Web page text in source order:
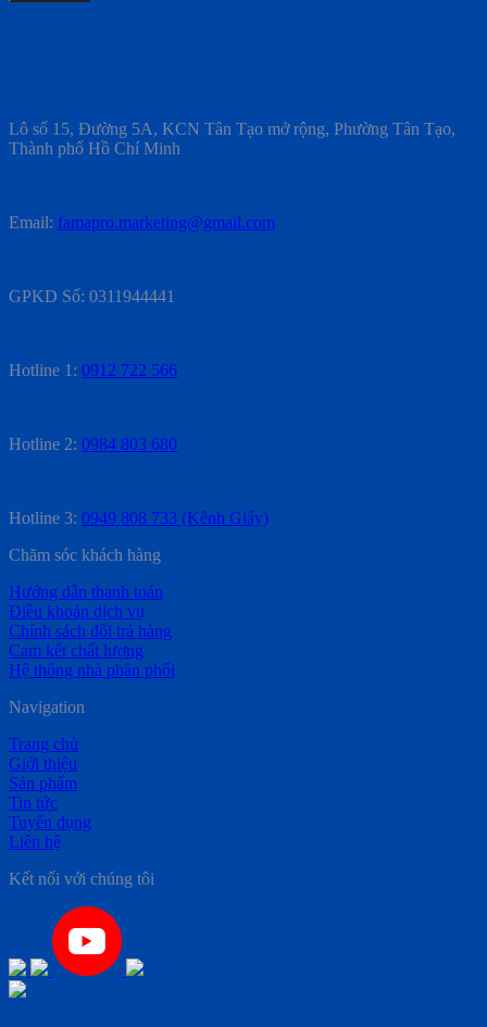
Lô số 15, Đường 5A, KCN Tân Tạo mở rộng, Phường Tân Tạo,
Thành phố Hồ Chí Minh
Email: famapro.marketing@gmail.com
GPKD Số: 0311944441
Hotline 1: 0912 722 566
Hotline 2: 0984 803 680
Hotline 3: 0949 808 733 (Kênh Giấy)
Chăm sóc khách hàng
Hướng dẫn thanh toán
Điều khoản dịch vụ
Chính sách đổi trả hàng
Cam kết chất lượng
Hệ thống nhà phân phối
Navigation
Trang chủ
Giới thiệu
Sản phẩm
Tin tức
Tuyển dụng
Liên hệ
Kết nối với chúng tôi